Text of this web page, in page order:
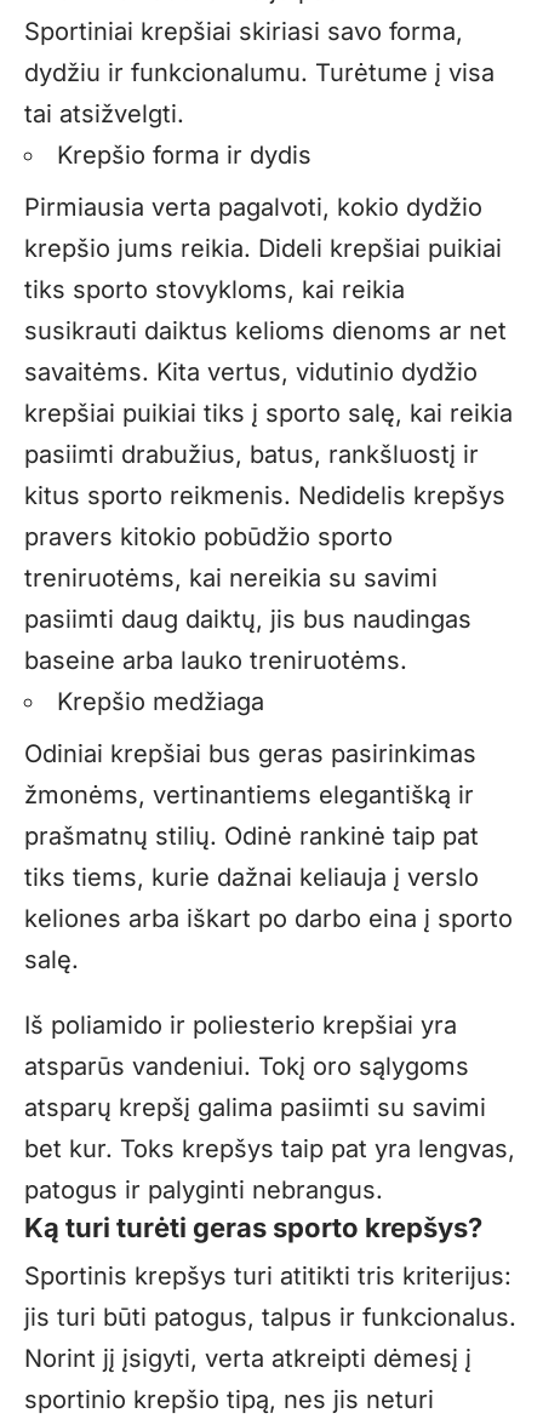
Sportiniai krepšiai skiriasi savo forma,
dydžiu ir funkcionalumu. Turėtume į visa
tai atsižvelgti.
Krepšio forma ir dydis
Pirmiausia verta pagalvoti, kokio dydžio
krepšio jums reikia. Dideli krepšiai puikiai
tiks sporto stovykloms, kai reikia
susikrauti daiktus kelioms dienoms ar net
savaitėms. Kita vertus, vidutinio dydžio
krepšiai puikiai tiks į sporto salę, kai reikia
pasiimti drabužius, batus, rankšluostį ir
kitus sporto reikmenis. Nedidelis krepšys
pravers kitokio pobūdžio sporto
treniruotėms, kai nereikia su savimi
pasiimti daug daiktų, jis bus naudingas
baseine arba lauko treniruotėms.
Krepšio medžiaga
Odiniai krepšiai bus geras pasirinkimas
žmonėms, vertinantiems elegantišką ir
prašmatnų stilių. Odinė rankinė taip pat
tiks tiems, kurie dažnai keliauja į verslo
keliones arba iškart po darbo eina į sporto
salę.
Iš poliamido ir poliesterio krepšiai yra
atsparūs vandeniui. Tokį oro sąlygoms
atsparų krepšį galima pasiimti su savimi
bet kur. Toks krepšys taip pat yra lengvas,
patogus ir palyginti nebrangus.
Ką turi turėti geras sporto krepšys?
Sportinis krepšys turi atitikti tris kriterijus:
jis turi būti patogus, talpus ir funkcionalus.
Norint jį įsigyti, verta atkreipti dėmesį į
sportinio krepšio tipą, nes jis neturi